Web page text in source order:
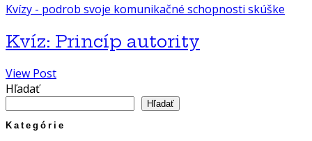
Kvízy - podrob svoje komunikačné schopnosti skúške
Kvíz: Princíp autority
View Post
Hľadať
Hľadať
Kategórie